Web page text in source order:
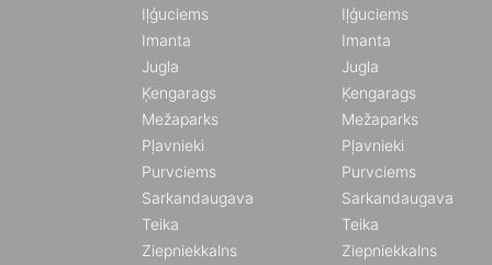
Iļģuciems
Imanta
Jugla
Ķengarags
Mežaparks
Pļavnieki
Purvciems
Sarkandaugava
Teika
Ziepniekkalns
Iļģuciems
Imanta
Jugla
Ķengarags
Mežaparks
Pļavnieki
Purvciems
Sarkandaugava
Teika
Ziepniekkalns